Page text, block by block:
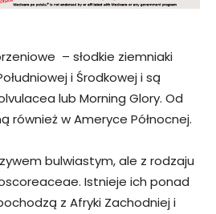
– słodkie ziemniaki
i Środkowej i są
lub Morning Glory. Od
również w Ameryce Północnej.
bulwiastym, ale z rodzaju
Istnieje ich ponad
z Afryki Zachodniej i